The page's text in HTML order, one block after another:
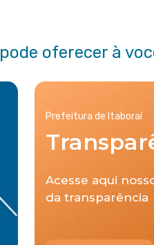
oferecer à
Prefeitura de Itaboraí
Acesse aqui
da transparência